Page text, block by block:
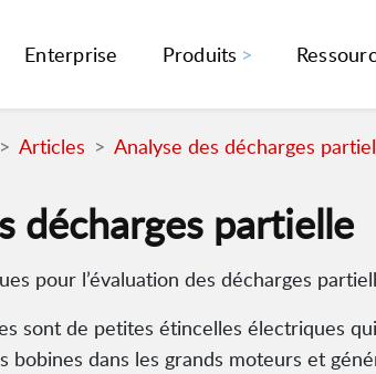
Enterprise Produits
Articles Analyse des décharges
décharges partielle
pour l’évaluation des décharges
sont de petites étincelles électriques
dans les grands moteurs et